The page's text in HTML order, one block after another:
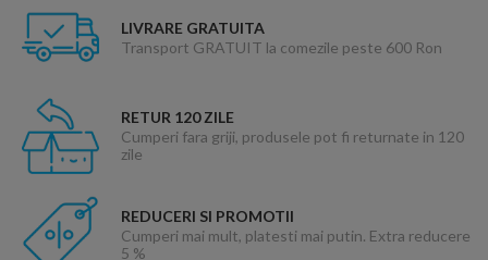
LIVRARE GRATUITA
Transport GRATUIT la comezile peste 600 Ron
RETUR 120 ZILE
Cumperi fara griji, produsele pot fi returnate in 120
zile
REDUCERI SI PROMOTII
Cumperi mai mult, platesti mai putin. Extra reducere
5 %